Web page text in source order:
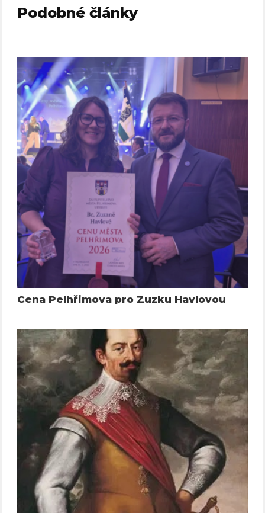
Podobné články
Cena Pelhřimova pro Zuzku Havlovou